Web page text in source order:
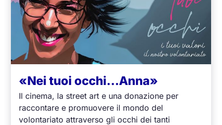
«Nei tuoi occhi…Anna»
Il cinema, la street art e una donazione per
raccontare e promuovere il mondo del
volontariato attraverso gli occhi dei tanti